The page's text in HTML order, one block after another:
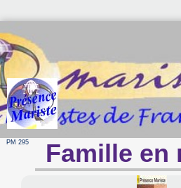
PM 295 Famille en